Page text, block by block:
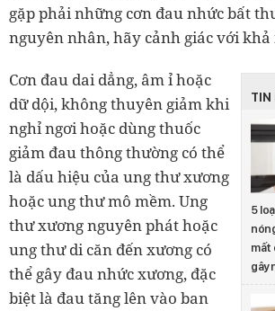
gặp phải những cơn đau nhức bất
nguyên nhân, hãy cảnh giác với
TIN
5
mất
gây
Cơn đau dai dẳng, âm ỉ hoặc
dữ dội, không thuyên giảm khi
nghỉ ngơi hoặc dùng thuốc
giảm đau thông thường có thể
là dấu hiệu của ung thư xương
hoặc ung thư mô mềm. Ung
thư xương nguyên phát hoặc
ung thư di căn đến xương có
thể gây đau nhức xương, đặc
biệt là đau tăng lên vào ban